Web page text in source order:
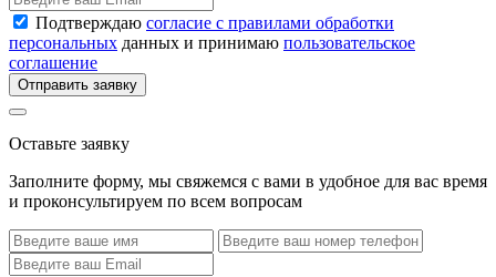
Подтверждаю согласие с правилами обработки
персональных данных и принимаю пользовательское
соглашение
Отправить заявку
Оставьте заявку
Заполните форму, мы свяжемся с вами в удобное для вас время
и проконсультируем по всем вопросам